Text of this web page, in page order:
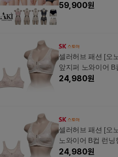
59,900원
셀러허브 패션 [오
앞지퍼 노와이어
24,980원
셀러허브 패션 [오
노와이어 B컵 런
24,980원